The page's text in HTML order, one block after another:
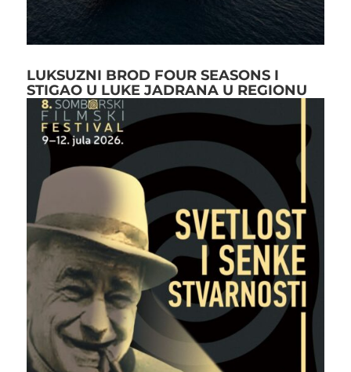
LUKSUZNI BROD FOUR SEASONS I
STIGAO U LUKE JADRANA U REGIONU